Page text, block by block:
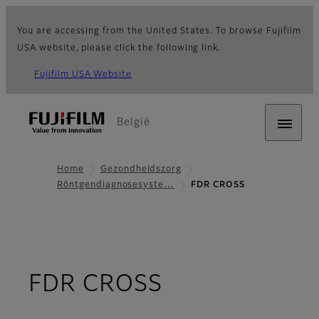
You are accessing from the United States. To browse Fujifilm
USA website, please click the following link.
Fujifilm USA Website
België
Home
Gezondheidszorg
Röntgendiagnosesyste…
FDR CROSS
FDR CROSS